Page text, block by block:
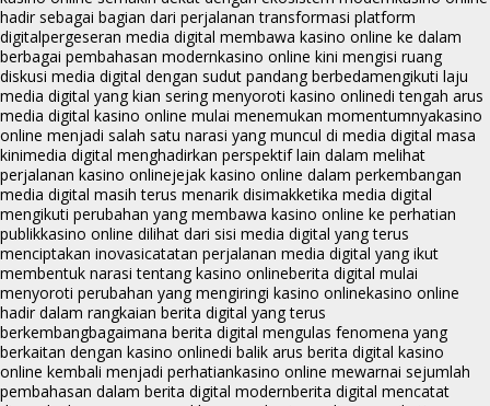
hadir sebagai bagian dari perjalanan transformasi platform
digitalpergeseran media digital membawa kasino online ke dalam
berbagai pembahasan modernkasino online kini mengisi ruang
diskusi media digital dengan sudut pandang berbedamengikuti laju
media digital yang kian sering menyoroti kasino onlinedi tengah arus
media digital kasino online mulai menemukan momentumnyakasino
online menjadi salah satu narasi yang muncul di media digital masa
kinimedia digital menghadirkan perspektif lain dalam melihat
perjalanan kasino onlinejejak kasino online dalam perkembangan
media digital masih terus menarik disimakketika media digital
mengikuti perubahan yang membawa kasino online ke perhatian
publikkasino online dilihat dari sisi media digital yang terus
menciptakan inovasicatatan perjalanan media digital yang ikut
membentuk narasi tentang kasino onlineberita digital mulai
menyoroti perubahan yang mengiringi kasino onlinekasino online
hadir dalam rangkaian berita digital yang terus
berkembangbagaimana berita digital mengulas fenomena yang
berkaitan dengan kasino onlinedi balik arus berita digital kasino
online kembali menjadi perhatiankasino online mewarnai sejumlah
pembahasan dalam berita digital modernberita digital mencatat